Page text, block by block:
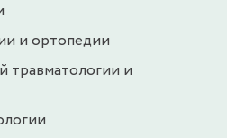
и ортопедии
травматологии и